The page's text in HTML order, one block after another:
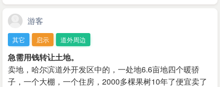
游客
其它 启示 道外周边
急需用钱转让土地。
卖地，哈尔滨道外开发区中的，一处地6.6亩地四个暖骄
子，一个大棚，一个住房，2000多棵果树10年了便宜卖了